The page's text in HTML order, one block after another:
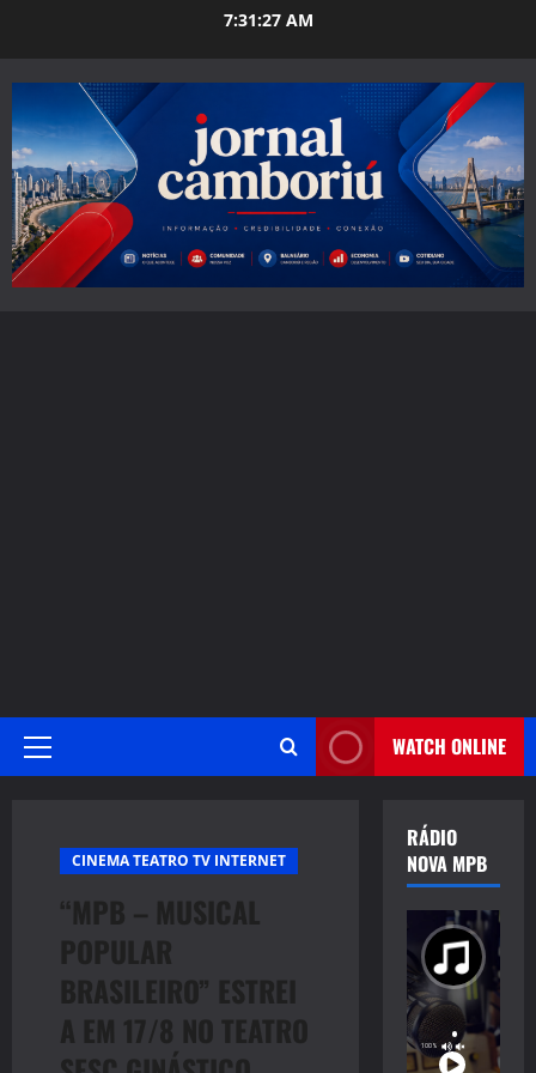
7:31:28 AM
Primary
WATCH ONLINE
CINEMA TEATRO TV INTERNET
“MPB – MUSICAL
POPULAR
BRASILEIRO” ESTREI
A EM 17/8 NO TEATRO
RÁDIO
NOVA MPB